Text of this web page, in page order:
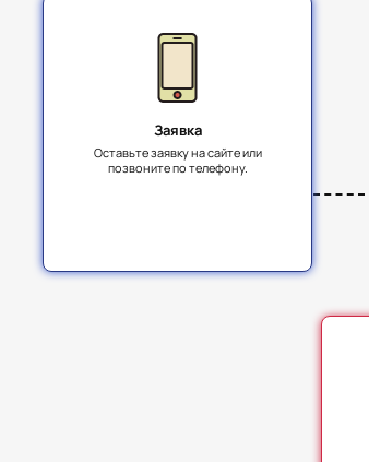
Заявка
Оставьте заявку на сайте или
позвоните по телефону.